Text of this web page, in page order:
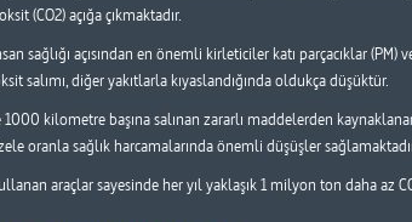
(CO2) açığa çıkmaktadır.
sağlığı açısından en önemli kirleticiler katı parçacıklar (PM)
salımı, diğer yakıtlarla kıyaslandığında oldukça düşüktür.
kilometre başına salınan zararlı maddelerden
oranla sağlık harcamalarında önemli düşüşler
araçlar sayesinde her yıl yaklaşık 1 milyon ton daha az